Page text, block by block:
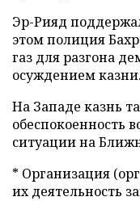
Эр-Рияд
этом полиция
газ для разгона
осуждением казни.
На Западе казнь
обеспокоенность
ситуации на
* Организация
их деятельность